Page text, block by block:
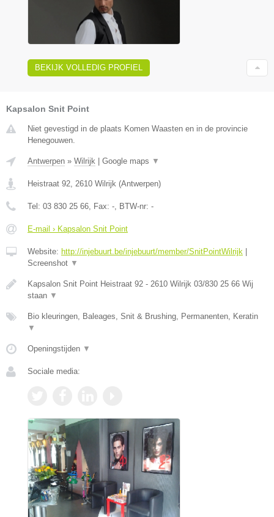
BEKIJK VOLLEDIG PROFIEL
Kapsalon Snit Point
Niet gevestigd in de plaats Komen Waasten en in de provincie
Henegouwen.
Antwerpen » Wilrijk | Google maps ▼
Heistraat 92 2610 Wilrijk (Antwerpen)
Tel: 03 830 25 66 , Fax: - , BTW-nr: -
E-mail › Kapsalon Snit Point
Website: http://injebuurt.be/injebuurt/member/SnitPointWilrijk |
Screenshot ▼
Kapsalon Snit Point Heistraat 92 - 2610 Wilrijk 03/830 25 66 Wij
staan ▼
Bio kleuringen, Baleages, Snit & Brushing, Permanenten, Keratin
▼
Openingstijden ▼
Sociale media: